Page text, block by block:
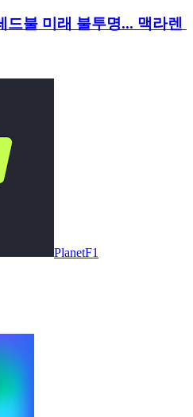
드불 미래 불투명... 맥라렌
PlanetF1